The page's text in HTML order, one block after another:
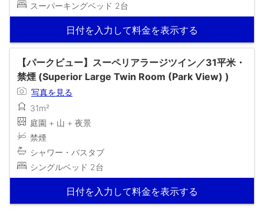
スーパーキングベッド 2台
日付を入力して料金を表示する
【パークビュー】スーペリアラージツイン／31平米・
禁煙 (Superior Large Twin Room (Park View) )
写真を見る
31m²
庭園 + 山 + 夜景
禁煙
シャワー・バスタブ
シングルベッド 2台
日付を入力して料金を表示する